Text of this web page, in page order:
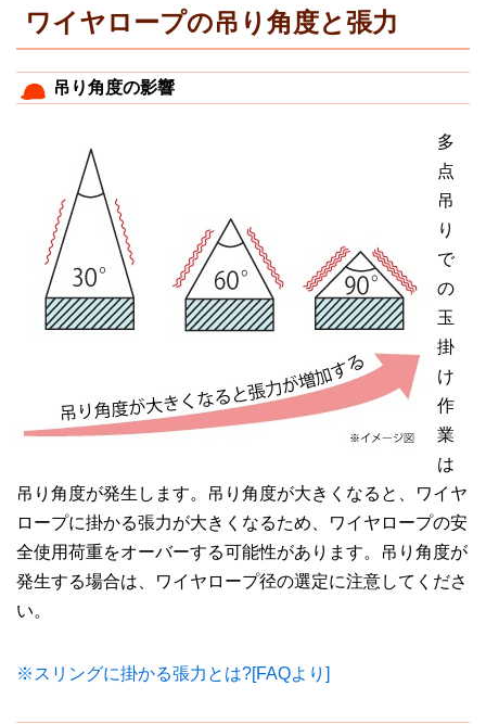
ワイヤロープの吊り角度と張力
吊り角度の影響
多
点
吊
り
で
の
玉
掛
け
作
業
は
吊り角度が発生します。吊り角度が大きくなると、ワイヤ
ロープに掛かる張力が大きくなるため、ワイヤロープの安
全使用荷重をオーバーする可能性があります。吊り角度が
発生する場合は、ワイヤロープ径の選定に注意してくださ
い。
※スリングに掛かる張力とは?[FAQより]